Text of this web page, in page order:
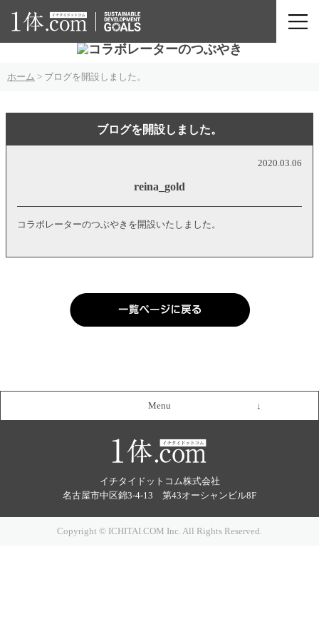
ホーム > ブログを開設しました。
ブログを開設しました。
2020.03.06
reina_gold
コラボレーターのつぶやきを開設いたしました。
Menu
イチタイドットコム株式会社
名古屋市中区錦3-4-13 第43オーシャンビル8F
Copyright © ICHITAI.COM Inc. All Rights Reserved.